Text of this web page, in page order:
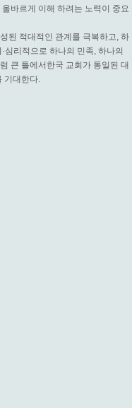
바르게 이해 하려는 노력이 중요
된 적대적인 관계를 극복하고, 하
리적으로 하나의 민족, 하나의
큰 틀에서한국 교회가 통일된 대
기대한다.